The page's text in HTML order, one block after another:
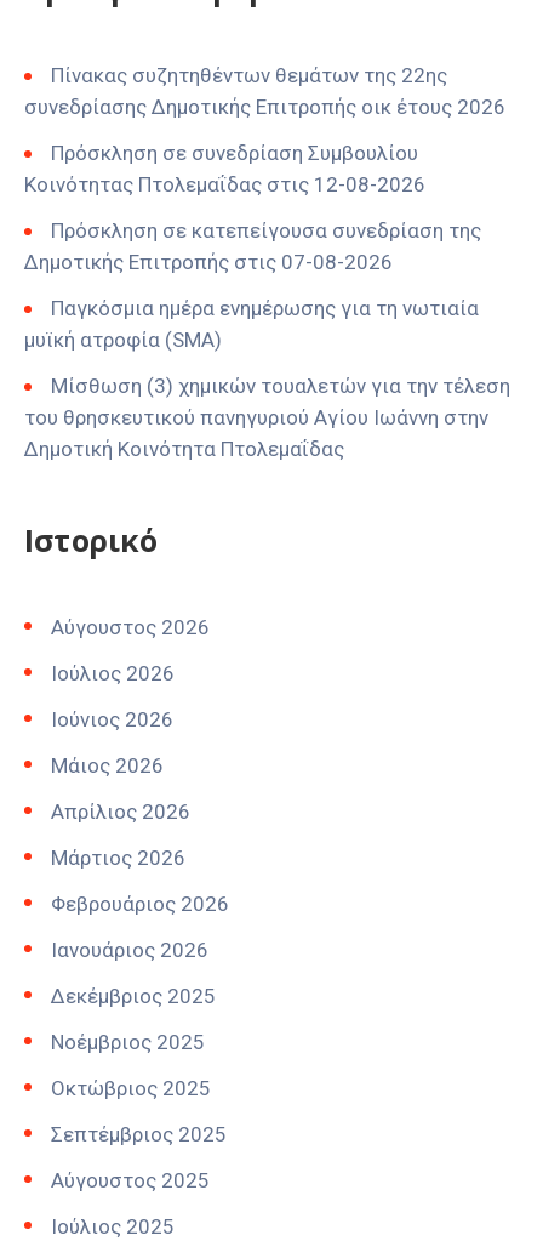
Πίνακας συζητηθέντων θεμάτων της 22ης
συνεδρίασης Δημοτικής Επιτροπής οικ έτους 2026
Πρόσκληση σε συνεδρίαση Συμβουλίου
Κοινότητας Πτολεμαΐδας στις 12-08-2026
Πρόσκληση σε κατεπείγουσα συνεδρίαση της
Δημοτικής Επιτροπής στις 07-08-2026
Παγκόσμια ημέρα ενημέρωσης για τη νωτιαία
μυϊκή ατροφία (SMA)
Μίσθωση (3) χημικών τουαλετών για την τέλεση
του θρησκευτικού πανηγυριού Αγίου Ιωάννη στην
Δημοτική Κοινότητα Πτολεμαΐδας
Ιστορικό
Αύγουστος 2026
Ιούλιος 2026
Ιούνιος 2026
Μάιος 2026
Απρίλιος 2026
Μάρτιος 2026
Φεβρουάριος 2026
Ιανουάριος 2026
Δεκέμβριος 2025
Νοέμβριος 2025
Οκτώβριος 2025
Σεπτέμβριος 2025
Αύγουστος 2025
Ιούλιος 2025